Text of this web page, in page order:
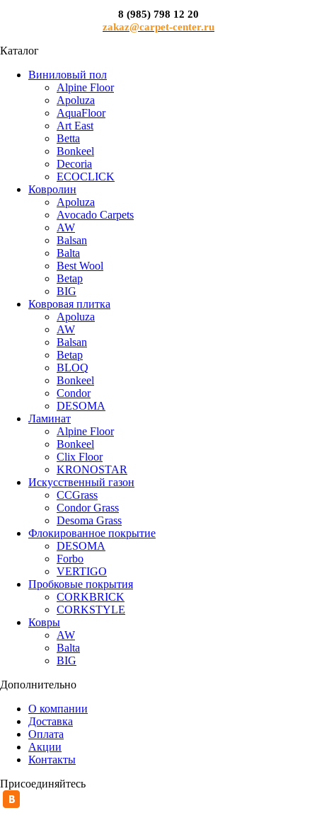
8 (985) 798 12 20
zakaz@carpet-center.ru
Каталог
Виниловый пол
Alpine Floor
Apoluza
AquaFloor
Art East
Betta
Bonkeel
Decoria
ECOCLICK
Ковролин
Apoluza
Avocado Carpets
AW
Balsan
Balta
Best Wool
Betap
BIG
Ковровая плитка
Apoluza
AW
Balsan
Betap
BLOQ
Bonkeel
Condor
DESOMA
Ламинат
Alpine Floor
Bonkeel
Clix Floor
KRONOSTAR
Искусственный газон
CCGrass
Condor Grass
Desoma Grass
Флокированное покрытие
DESOMA
Forbo
VERTIGO
Пробковые покрытия
CORKBRICK
CORKSTYLE
Ковры
AW
Balta
BIG
Дополнительно
О компании
Доставка
Оплата
Акции
Контакты
Присоединяйтесь